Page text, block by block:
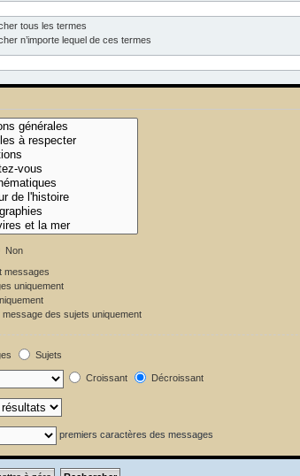
tous les termes
n’importe lequel de ces termes
Non
messages
uniquement
message des sujets uniquement
Sujets
Croissant Décroissant
premiers caractères des messages